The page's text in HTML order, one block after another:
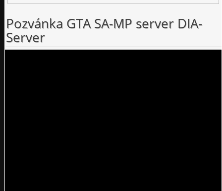
Pozvánka GTA SA-MP server DIA-
Server